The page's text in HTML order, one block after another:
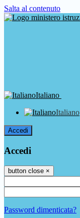
Salta al contenuto
Italiano
Italiano
Accedi
Accedi
button close ×
Password dimenticata?